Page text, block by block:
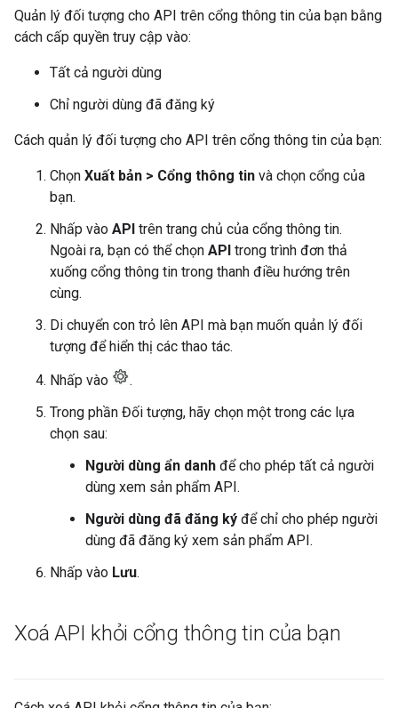
Quản lý đối tượng cho API trên cổng thông tin của bạn bằng
cách cấp quyền truy cập vào:
Tất cả người dùng
Chỉ người dùng đã đăng ký
Cách quản lý đối tượng cho API trên cổng thông tin của bạn:
Chọn Xuất bản > Cổng thông tin và chọn cổng của
bạn.
Nhấp vào API trên trang chủ của cổng thông tin.
Ngoài ra, bạn có thể chọn API trong trình đơn thả
xuống cổng thông tin trong thanh điều hướng trên
cùng.
Di chuyển con trỏ lên API mà bạn muốn quản lý đối
tượng để hiển thị các thao tác.
Nhấp vào
.
Trong phần Đối tượng, hãy chọn một trong các lựa
chọn sau:
Người dùng ẩn danh để cho phép tất cả người
dùng xem sản phẩm API.
Người dùng đã đăng ký để chỉ cho phép người
dùng đã đăng ký xem sản phẩm API.
Nhấp vào Lưu.
Xoá API khỏi cổng thông tin của bạn